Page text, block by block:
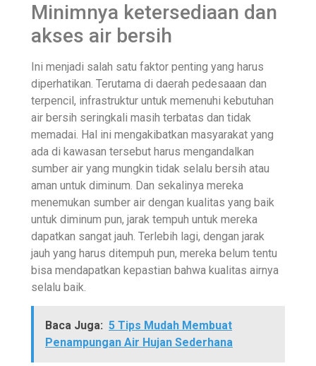
Minimnya ketersediaan dan
akses air bersih
Ini menjadi salah satu faktor penting yang harus
diperhatikan. Terutama di daerah pedesaaan dan
terpencil, infrastruktur untuk memenuhi kebutuhan
air bersih seringkali masih terbatas dan tidak
memadai. Hal ini mengakibatkan masyarakat yang
ada di kawasan tersebut harus mengandalkan
sumber air yang mungkin tidak selalu bersih atau
aman untuk diminum. Dan sekalinya mereka
menemukan sumber air dengan kualitas yang baik
untuk diminum pun, jarak tempuh untuk mereka
dapatkan sangat jauh. Terlebih lagi, dengan jarak
jauh yang harus ditempuh pun, mereka belum tentu
bisa mendapatkan kepastian bahwa kualitas airnya
selalu baik.
Baca Juga: 5 Tips Mudah Membuat
Penampungan Air Hujan Sederhana